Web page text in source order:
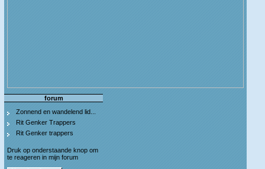
forum
Zonnend en wandelend lid...
Rit Genker Trappers
Rit Genker trappers
Druk op onderstaande knop om
te reageren in mijn forum